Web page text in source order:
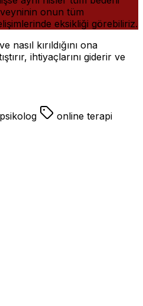
onun tüm
eksikliği görebiliriz.
kırıldığını ona
ihtiyaçlarını giderir ve
online terapi